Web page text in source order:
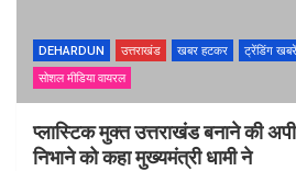
DEHARDUN उत्तराखंड खबर हटकर ट्रेंडिंग खबरें
सोशल मीडिया वायरल
प्लास्टिक मुक्त उत्तराखंड बनाने की
निभाने को कहा मुख्यमंत्री धामी ने